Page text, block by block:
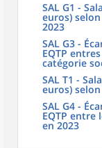
SAL G1 -
euros)
2023
SAL G3 -
EQTP
catégorie
SAL T1 -
euros)
SAL G4 -
EQTP entre
en 2023